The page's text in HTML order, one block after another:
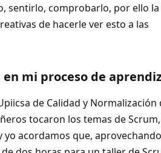
sentirlo, comprobarlo, por ello la
de hacerle ver esto a las
mi proceso de
de Calidad y Normalización
tocaron los temas de Scrum,
yo acordamos que,